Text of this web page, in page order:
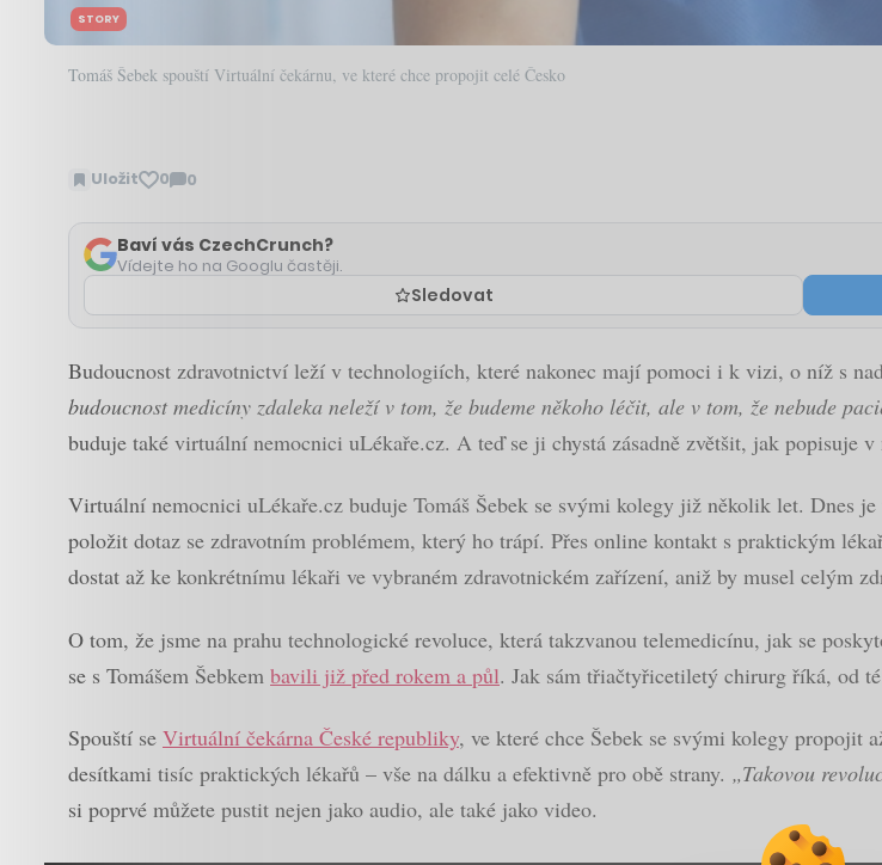
STORY
Tomáš Šebek spouští Virtuální čekárnu, ve které chce propojit celé Česko
Uložit 0 0
Zobrazit
Baví vás CzechCrunch?
Vídejte ho na Googlu častěji.
Sledovat
Budoucnost zdravotnictví leží v technologiích, které nakonec mají pomoci i k vizi, o níž s
budoucnost medicíny zdaleka neleží v tom, že budeme někoho léčit, ale v tom, že nebude
buduje také virtuální nemocnici uLékaře.cz. A teď se ji chystá zásadně zvětšit, jak popisuje v
Virtuální nemocnici uLékaře.cz buduje Tomáš Šebek se svými kolegy již několik let. Dnes
položit dotaz se zdravotním problémem, který ho trápí. Přes online kontakt s praktickým
dostat až ke konkrétnímu lékaři ve vybraném zdravotnickém zařízení, aniž by musel celým
O tom, že jsme na prahu technologické revoluce, která takzvanou telemedicínu, jak se
se s Tomášem Šebkem bavili již před rokem a půl. Jak sám třiačtyřicetiletý chirurg říká, od
Spouští se Virtuální čekárna České republiky, ve které chce Šebek se svými kolegy propojit
desítkami tisíc praktických lékařů – vše na dálku a efektivně pro obě strany. „Takovou
si poprvé můžete pustit nejen jako audio, ale také jako video.